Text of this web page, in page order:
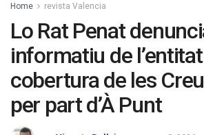
Home revista Valencia
Lo Rat Penat
informatiu de
cobertura de les
per part d’À Punt